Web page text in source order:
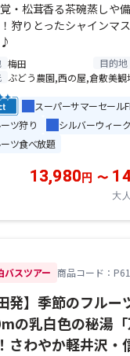
・松茸香る茶碗蒸しや
狩りとったシャインマ
梅田 目的地
ぶどう農園,西の屋,倉敷美観
スーパーサマーセール
ツ狩り
シルバーウィー
ツ食べ放題
13,980 円 〜
大
バスツアー 商品コード：
発】季節のフル
の乳白色の秘湯
さわやか軽井沢・